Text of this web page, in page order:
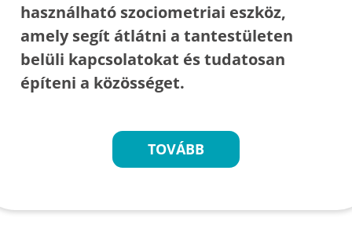
használható szociometriai eszköz,
amely segít átlátni a tantestületen
belüli kapcsolatokat és tudatosan
építeni a közösséget.
TOVÁBB